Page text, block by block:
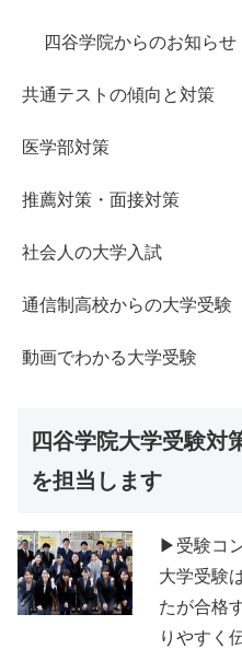
四谷学院からのお知らせ
共通テストの傾向と対策
医学部対策
推薦対策・面接対策
社会人の大学入試
通信制高校からの大学受験
動画でわかる大学受験
四谷学院大学受験対
を担当します
▶受験コ
大学受験
たが合格
りやすく